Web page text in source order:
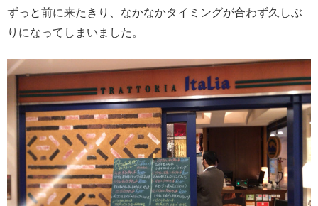
ずっと前に来たきり、なかなかタイミングが合わず久しぶ
りになってしまいました。